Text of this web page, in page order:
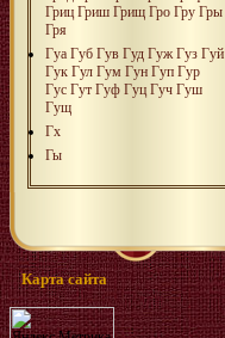
Гриц Гриш Грищ Гро Гру Гры
Гря
Гуа Губ Гув Гуд Гуж Гуз Гуй
Гук Гул Гум Гун Гуп Гур
Гус Гут Гуф Гуц Гуч Гуш
Гущ
Гх
Гы
Карта сайта